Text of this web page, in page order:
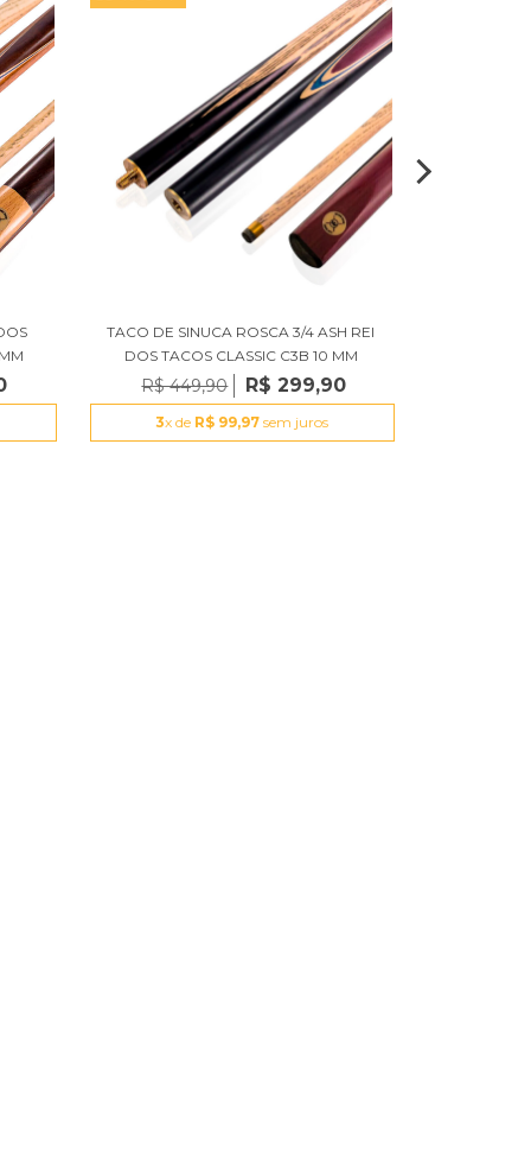
TACO DE SINUCA ROSCA 3/4 ASH REI
DOS TACOS CLASSIC C3B 10 MM
R$ 449,90 R$ 299,90
3x de R$ 99,97 sem juros